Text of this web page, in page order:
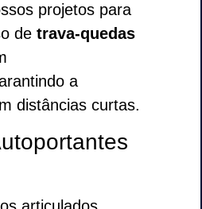
projetos para
de trava-quedas
a
distâncias curtas.
articulados,